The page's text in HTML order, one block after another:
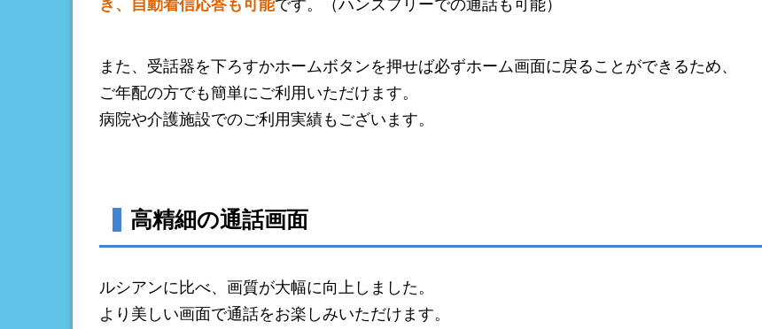
き、自動着信応答も可能です。（ハンズフリーでの通話も可能）
また、受話器を下ろすかホームボタンを押せば必ずホーム画面に戻ることができるため、
ご年配の方でも簡単にご利用いただけます。
病院や介護施設でのご利用実績もございます。
高精細の通話画面
ルシアンに比べ、画質が大幅に向上しました。
より美しい画面で通話をお楽しみいただけます。